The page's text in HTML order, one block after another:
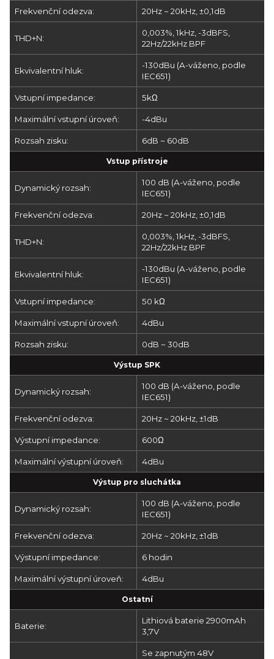
Frekvenční odezva: 20Hz ~ 20kHz, ±0,1dB
THD+N:
0,003%, 1kHz, -3dBFS,
22Hz/22kHz BPF
Ekvivalentní hluk:
-130dBu (A-váženo, podle
IEC651)
Vstupní impedance: 5kΩ
Maximální vstupní úroveň: -4dBu
Rozsah zisku: 6dB ~ 60dB
Vstup přístroje
Dynamický rozsah:
100 dB (A-váženo, podle
IEC651)
Frekvenční odezva: 20Hz ~ 20kHz, ±0,1dB
THD+N:
0,003%, 1kHz, -3dBFS,
22Hz/22kHz BPF
Ekvivalentní hluk:
-130dBu (A-váženo, podle
IEC651)
Vstupní impedance: 50 kΩ
Maximální vstupní úroveň: 4dBu
Rozsah zisku: 0dB ~ 30dB
Výstup SPK
Dynamický rozsah:
100 dB (A-váženo, podle
IEC651)
Frekvenční odezva: 20Hz ~ 20kHz, ±1dB
Výstupní impedance: 600Ω
Maximální výstupní úroveň: 4dBu
Výstup pro sluchátka
Dynamický rozsah:
100 dB (A-váženo, podle
IEC651)
Frekvenční odezva: 20Hz ~ 20kHz, ±1dB
Výstupní impedance: 6 hodin
Maximální výstupní úroveň: 4dBu
Ostatní
Baterie:
Lithiová baterie 2900mAh
3,7V
Se zapnutým 48V